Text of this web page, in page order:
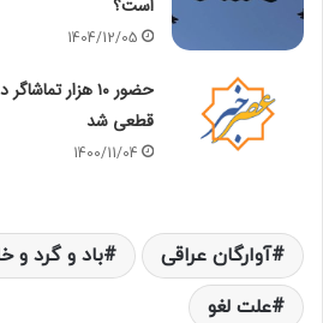
است؟‌
1404/12/05
حضور ۱۰ هزار
قطعی شد
1400/11/04
آوارگان عراقی باد و گرد و
علت لغو